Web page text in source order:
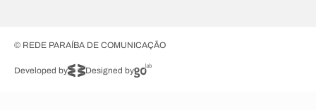
© REDE PARAÍBA DE COMUNICAÇÃO
Developed by Designed by